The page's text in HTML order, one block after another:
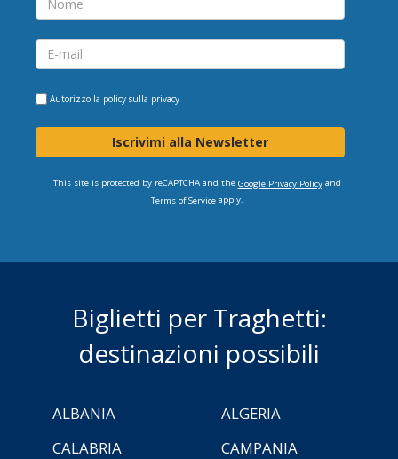
Autorizzo la policy sulla privacy
Iscrivimi alla Newsletter
This site is protected by reCAPTCHA and the Google Privacy Policyand
Terms of Serviceapply.
Biglietti per Traghetti:
destinazioni possibili
ALBANIA
ALGERIA
CALABRIA
CAMPANIA